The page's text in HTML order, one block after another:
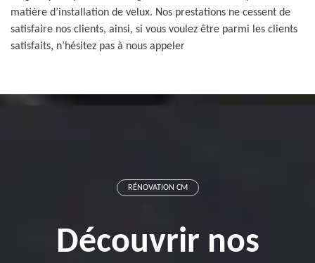
matière d’installation de velux. Nos prestations ne cessent de
satisfaire nos clients, ainsi, si vous voulez être parmi les clients
satisfaits, n’hésitez pas à nous appeler
RÉNOVATION CM
Découvrir nos